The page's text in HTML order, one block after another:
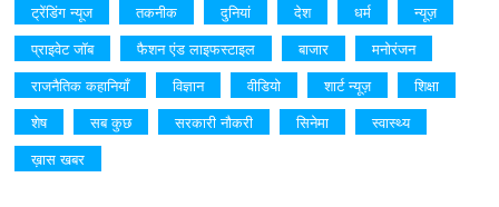
ट्रेंडिंग न्यूज
तकनीक दुनियां देश धर्म
न्यूज़
प्राइवेट जॉब
फैशन एंड लाइफस्टाइल बाजार
मनोरंजन
राजनैतिक कहानियाँ
विज्ञान वीडियो शार्ट न्यूज़
शिक्षा
शेष
सब कुछ सरकारी नौकरी सिनेमा
स्वास्थ्य
ख़ास खबर